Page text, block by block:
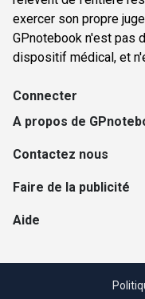
exercer son propre
GPnotebook n'est pas
dispositif médical, et
Connecter
A propos de
Contactez nous
Faire de la publicité
Aide